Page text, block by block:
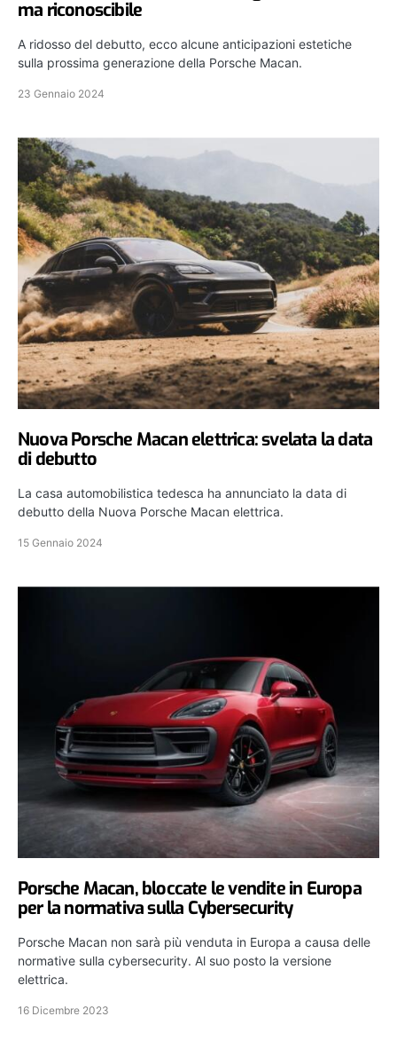
ma riconoscibile
A ridosso del debutto, ecco alcune anticipazioni estetiche
sulla prossima generazione della Porsche Macan.
23 Gennaio 2024
Nuova Porsche Macan elettrica: svelata la data
di debutto
La casa automobilistica tedesca ha annunciato la data di
debutto della Nuova Porsche Macan elettrica.
15 Gennaio 2024
Porsche Macan, bloccate le vendite in Europa
per la normativa sulla Cybersecurity
Porsche Macan non sarà più venduta in Europa a causa delle
normative sulla cybersecurity. Al suo posto la versione
elettrica.
16 Dicembre 2023